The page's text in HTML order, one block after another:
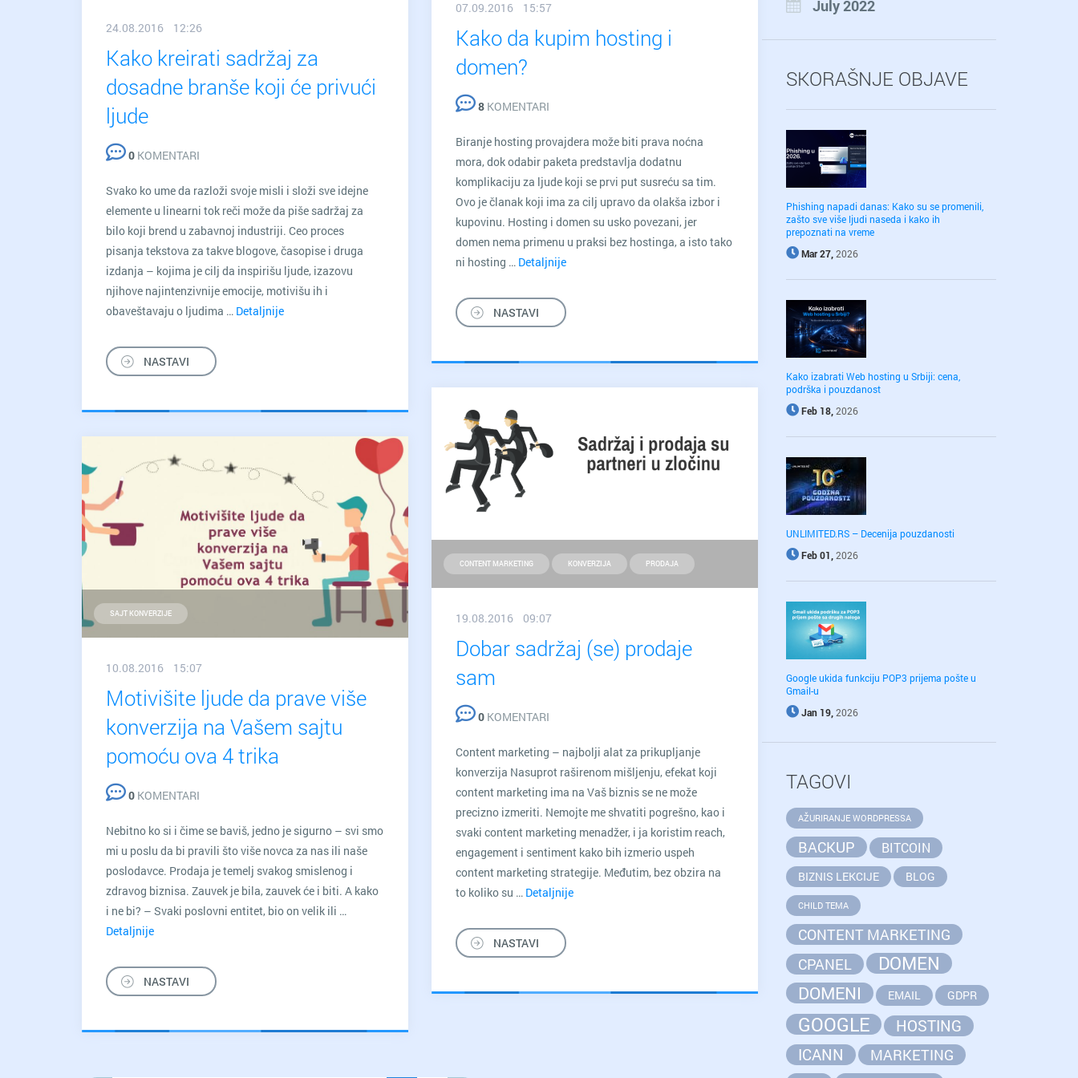
07.09.2016 15:57
Kako da kupim hosting i
domen?
8 KOMENTARI
Biranje hosting provajdera može biti prava noćna
mora, dok odabir paketa predstavlja dodatnu
komplikaciju za ljude koji se prvi put susreću sa tim.
Ovo je članak koji ima za cilj upravo da olakša izbor i
kupovinu. Hosting i domen su usko povezani, jer
domen nema primenu u praksi bez hostinga, a isto tako
ni hosting … Detaljnije
domen?
NASTAVI
24.08.2016 12:26
Kako kreirati sadržaj za
dosadne branše koji će privući
ljude
0 KOMENTARI
Svako ko ume da razloži svoje misli i složi sve idejne
elemente u linearni tok reči može da piše sadržaj za
bilo koji brend u zabavnoj industriji. Ceo proces
pisanja tekstova za takve blogove, časopise i druga
izdanja – kojima je cilj da inspirišu ljude, izazovu
njihove najintenzivnije emocije, motivišu ih i
obaveštavaju o ljudima … Detaljnije
branše
privući
ljude
NASTAVI
CONTENT MARKETING KONVERZIJA PRODAJA
19.08.2016 09:07
Dobar sadržaj (se) prodaje
sam
0 KOMENTARI
Content marketing – najbolji alat za prikupljanje
konverzija Nasuprot raširenom mišljenju, efekat koji
content marketing ima na Vaš biznis se ne može
precizno izmeriti. Nemojte me shvatiti pogrešno, kao i
svaki content marketing menadžer, i ja koristim reach,
engagement i sentiment kako bih izmerio uspeh
content marketing strategije. Međutim, bez obzira na
to koliko su … Detaljnije
NASTAVI
SAJT KONVERZIJE
10.08.2016 15:07
Motivišite ljude da prave više
konverzija na Vašem sajtu
pomoću ova 4 trika
0 KOMENTARI
Nebitno ko si i čime se baviš, jedno je sigurno – svi smo
mi u poslu da bi pravili što više novca za nas ili naše
poslodavce. Prodaja je temelj svakog smislenog i
zdravog biznisa. Zauvek je bila, zauvek će i biti. A kako
i ne bi? – Svaki poslovni entitet, bio on velik ili …
Detaljnije
da
prave
konverzija
NASTAVI
July 2022
SKORAŠNJE OBJAVE
Phishing napadi danas: Kako su se promenili,
zašto sve više ljudi naseda i kako ih
prepoznati na vreme
Mar 27, 2026
Kako izabrati Web hosting u Srbiji: cena,
podrška i pouzdanost
Feb 18, 2026
UNLIMITED.RS – Decenija pouzdanosti
Feb 01, 2026
Google ukida funkciju POP3 prijema pošte u
Gmail-u
Jan 19, 2026
TAGOVI
AŽURIRANJE WORDPRESSA
BACKUP BITCOIN
BIZNIS LEKCIJE BLOG
CHILD TEMA
CONTENT MARKETING
CPANEL
DOMEN
DOMENI EMAIL GDPR
GOOGLE
HOSTING
ICANN
MARKETING